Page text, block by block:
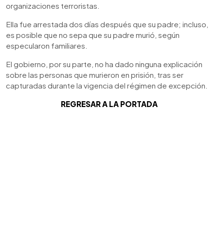
organizaciones terroristas.
Ella fue arrestada dos días después que su padre; incluso,
es posible que no sepa que su padre murió, según
especularon familiares.
El gobierno, por su parte, no ha dado ninguna explicación
sobre las personas que murieron en prisión, tras ser
capturadas durante la vigencia del régimen de excepción.
REGRESAR A LA PORTADA